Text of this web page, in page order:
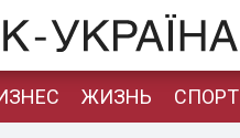
ЖИЗНЬ СПОРТ